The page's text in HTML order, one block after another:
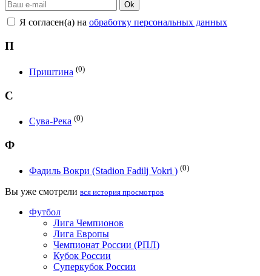
Ok
Я согласен(а) на обработку персональных данных
П
Приштина (0)
С
Сува-Река (0)
Ф
Фадиль Вокри (Stadion Fadilj Vokri ) (0)
Вы уже смотрели вся история просмотров
Футбол
Лига Чемпионов
Лига Европы
Чемпионат России (РПЛ)
Кубок России
Суперкубок России